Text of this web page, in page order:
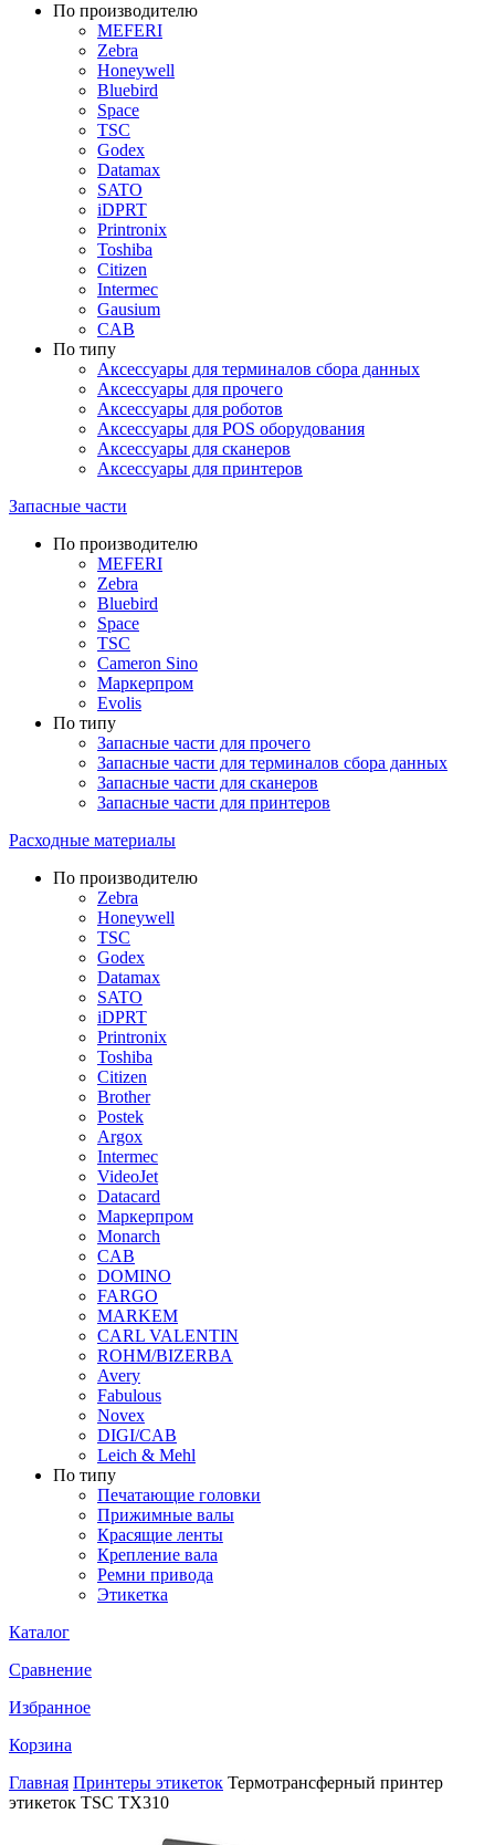
По производителю
MEFERI
Zebra
Honeywell
Bluebird
Space
TSC
Godex
Datamax
SATO
iDPRT
Printronix
Toshiba
Citizen
Intermec
Gausium
CAB
По типу
Аксессуары для терминалов сбора данных
Аксессуары для прочего
Аксессуары для роботов
Аксессуары для POS оборудования
Аксессуары для сканеров
Аксессуары для принтеров
Запасные части
По производителю
MEFERI
Zebra
Bluebird
Space
TSC
Cameron Sino
Маркерпром
Evolis
По типу
Запасные части для прочего
Запасные части для терминалов сбора данных
Запасные части для сканеров
Запасные части для принтеров
Расходные материалы
По производителю
Zebra
Honeywell
TSC
Godex
Datamax
SATO
iDPRT
Printronix
Toshiba
Citizen
Brother
Postek
Argox
Intermec
VideoJet
Datacard
Маркерпром
Monarch
CAB
DOMINO
FARGO
MARKEM
CARL VALENTIN
ROHM/BIZERBA
Avery
Fabulous
Novex
DIGI/CAB
Leich & Mehl
По типу
Печатающие головки
Прижимные валы
Красящие ленты
Крепление вала
Ремни привода
Этикетка
Каталог
Сравнение
Избранное
Корзина
Главная Принтеры этикеток Термотрансферный принтер
этикеток TSC TX310